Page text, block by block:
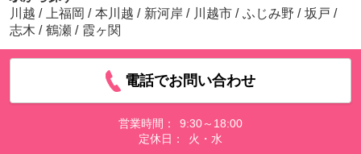
川越 / 上福岡 / 本川越 / 新河岸 / 川越市 / ふじみ野 / 坂戸 /
志木 / 鶴瀬 / 霞ヶ関
電話でお問い合わせ
営業時間：
9:30～18:00
定休日：
火・水